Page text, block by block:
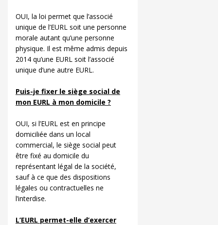
OUI, la loi permet que l’associé
unique de l’EURL soit une personne
morale autant qu’une personne
physique. Il est même admis depuis
2014 qu’une EURL soit l’associé
unique d’une autre EURL.
Puis-je fixer le siège social de
mon EURL à mon domicile ?
OUI, si l’EURL est en principe
domiciliée dans un local
commercial, le siège social peut
être fixé au domicile du
représentant légal de la société,
sauf à ce que des dispositions
légales ou contractuelles ne
l’interdise.
L’EURL permet-elle d’exercer